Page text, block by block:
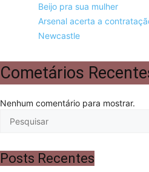
Beijo pra sua mulher
Arsenal acerta a
Newcastle
Cometários
Nenhum comentário para mostrar.
Posts Recentes